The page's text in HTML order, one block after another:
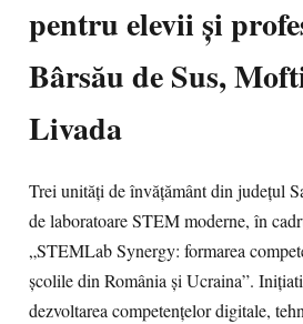
pentru elevii și
Bârsău de Sus,
Livada
Trei unități de învățământ din județul
de laboratoare STEM moderne, în
„STEMLab Synergy: formarea
școlile din România și Ucraina”.
dezvoltarea competențelor digitale,